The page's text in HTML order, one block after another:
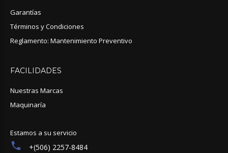
Garantías
Términos y Condiciones
Reglamento: Mantenimiento Preventivo
FACILIDADES
Nuestras Marcas
Maquinaría
Estamos a su servicio
+(506) 2257-8484